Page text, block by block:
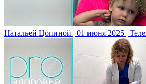
Натальей Цопиной | 01 июня 2025 |